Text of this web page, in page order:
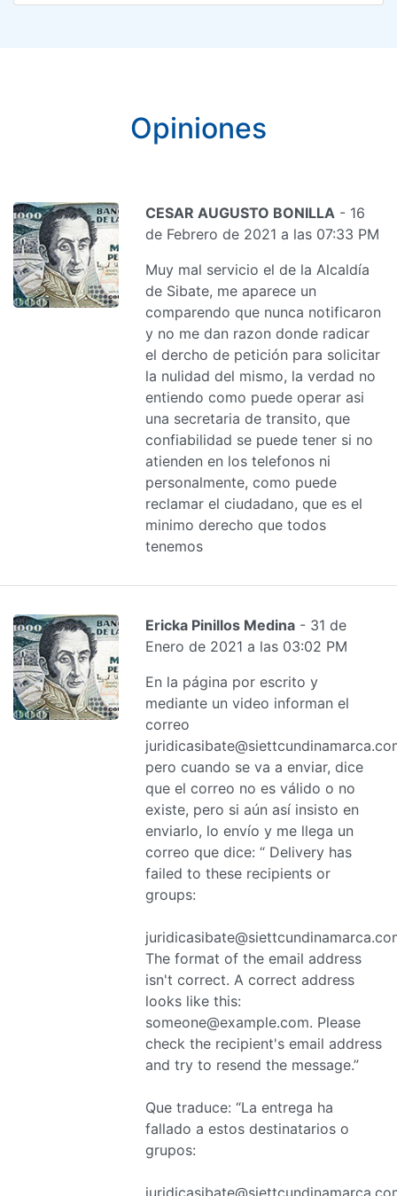
Opiniones
CESAR AUGUSTO BONILLA - 16
de Febrero de 2021 a las 07:33 PM
Muy mal servicio el de la Alcaldía
de Sibate, me aparece un
comparendo que nunca notificaron
y no me dan razon donde radicar
el dercho de petición para solicitar
la nulidad del mismo, la verdad no
entiendo como puede operar asi
una secretaria de transito, que
confiabilidad se puede tener si no
atienden en los telefonos ni
personalmente, como puede
reclamar el ciudadano, que es el
minimo derecho que todos
tenemos
Ericka Pinillos Medina - 31 de
Enero de 2021 a las 03:02 PM
En la página por escrito y
mediante un video informan el
correo
pero cuando se va a enviar, dice
que el correo no es válido o no
existe, pero si aún así insisto en
enviarlo, lo envío y me llega un
correo que dice: “ Delivery has
failed to these recipients or
groups:
The format of the email address
isn't correct. A correct address
looks like this:
someone@example.com. Please
check the recipient's email address
and try to resend the message.”
Que traduce: “La entrega ha
fallado a estos destinatarios o
grupos: